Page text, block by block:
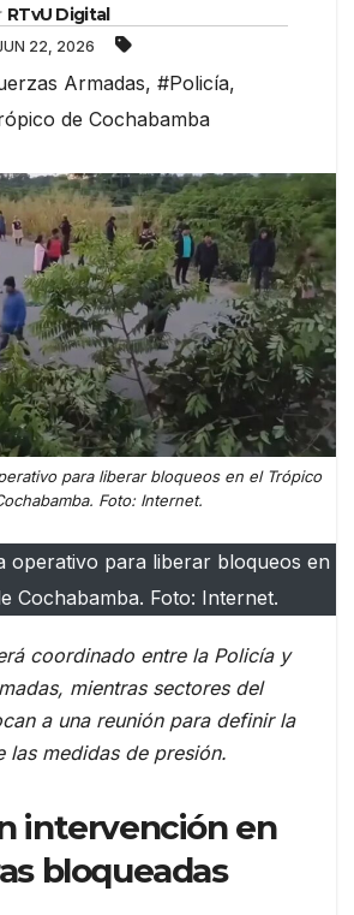
RTvU Digital
22, 2026
Armadas, #Policía,
de Cochabamba
para liberar bloqueos en el Trópico
Foto: Internet.
operativo para liberar bloqueos en
Cochabamba. Foto: Internet.
coordinado entre la Policía y
mientras sectores del
a una reunión para definir la
las medidas de presión.
intervención en
bloqueadas